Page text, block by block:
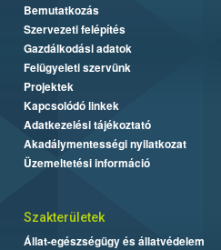
Bemutatkozás
Szervezeti felépítés
Gazdálkodási adatok
Felügyeleti szervünk
Projektek
Kapcsolódó linkek
Adatkezelési tájékoztató
Akadálymentességi nyilatkozat
Üzemeltetési információ
Szakterületek
Állat-egészségügy és állatvédelem